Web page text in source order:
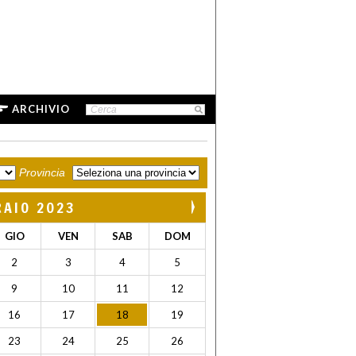
ARCHIVIO
Provincia
2023
GIO VEN SAB DOM
2 3 4 5
9 10 11 12
16 17 18 19
23 24 25 26